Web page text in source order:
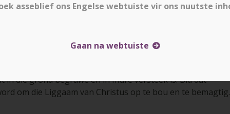
die grond begrawe en in mure versteek is. Bid dat
om die Liggaam van Christus op te bou en te bemagtig.
asseblief ons Engelse webtuiste vir ons nuutste
Gaan na webtuiste